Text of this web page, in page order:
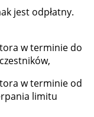
jest odpłatny.
w terminie do
w terminie od
limitu